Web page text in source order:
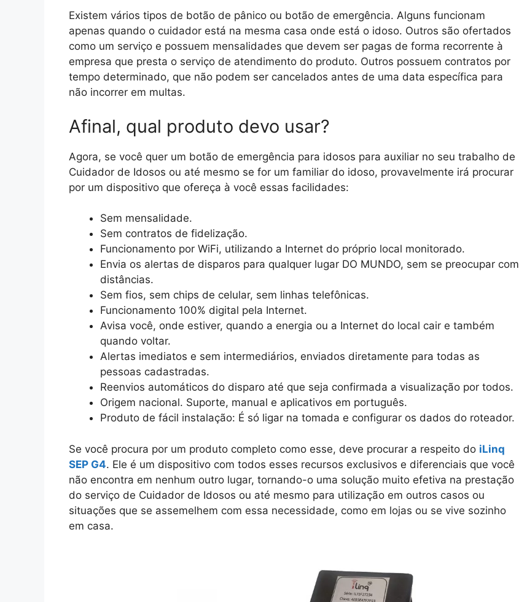
Existem vários tipos de botão de pânico ou botão de emergência. Alguns funcionam
apenas quando o cuidador está na mesma casa onde está o idoso. Outros são ofertados
como um serviço e possuem mensalidades que devem ser pagas de forma recorrente à
empresa que presta o serviço de atendimento do produto. Outros possuem contratos por
tempo determinado, que não podem ser cancelados antes de uma data específica para
não incorrer em multas.
Afinal, qual produto devo usar?
Agora, se você quer um botão de emergência para idosos para auxiliar no seu trabalho de
Cuidador de Idosos ou até mesmo se for um familiar do idoso, provavelmente irá procurar
por um dispositivo que ofereça à você essas facilidades:
Sem mensalidade.
Sem contratos de fidelização.
Funcionamento por WiFi, utilizando a Internet do próprio local monitorado.
Envia os alertas de disparos para qualquer lugar DO MUNDO, sem se preocupar com
distâncias.
Sem fios, sem chips de celular, sem linhas telefônicas.
Funcionamento 100% digital pela Internet.
Avisa você, onde estiver, quando a energia ou a Internet do local cair e também
quando voltar.
Alertas imediatos e sem intermediários, enviados diretamente para todas as
pessoas cadastradas.
Reenvios automáticos do disparo até que seja confirmada a visualização por todos.
Origem nacional. Suporte, manual e aplicativos em português.
Produto de fácil instalação: É só ligar na tomada e configurar os dados do roteador.
Se você procura por um produto completo como esse, deve procurar a respeito do iLinq
SEP G4. Ele é um dispositivo com todos esses recursos exclusivos e diferenciais que você
não encontra em nenhum outro lugar, tornando-o uma solução muito efetiva na prestação
do serviço de Cuidador de Idosos ou até mesmo para utilização em outros casos ou
situações que se assemelhem com essa necessidade, como em lojas ou se vive sozinho
em casa.